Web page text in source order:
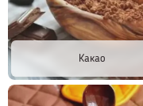
Какао